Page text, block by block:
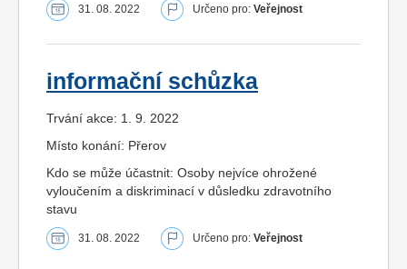
31. 08. 2022 Určeno pro: Veřejnost
informační schůzka
Trvání akce: 1. 9. 2022
Místo konání: Přerov
Kdo se může účastnit: Osoby nejvíce ohrožené
vyloučením a diskriminací v důsledku zdravotního
stavu
31. 08. 2022 Určeno pro: Veřejnost